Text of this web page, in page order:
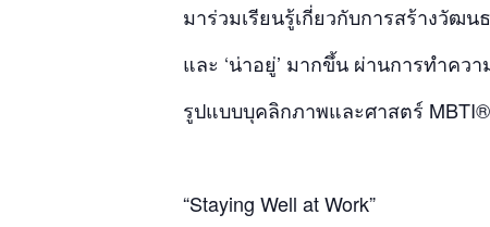
มาร่วมเรียนรู้เกี่ยวกับการสร้างวัฒน
และ ‘น่าอยู่’ มากขึ้น ผ่านการทำคว
รูปแบบบุคลิกภาพและศาสตร์ MBTI®
“Staying Well at Work”